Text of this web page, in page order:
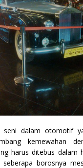
seni dalam otomotif
kemewahan
harus ditebus dalam
seberapa borosnya